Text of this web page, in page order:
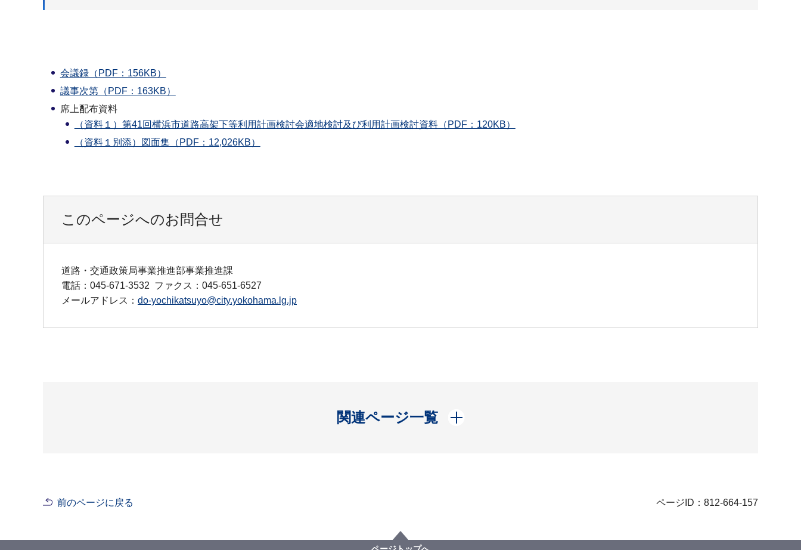
会議録（PDF：156KB）
議事次第（PDF：163KB）
席上配布資料
（資料１）第41回横浜市道路高架下等利用計画検討会適地検討及び利用計画検討資料（PDF：120KB）
（資料１別添）図面集（PDF：12,026KB）
このページへのお問合せ
道路・交通政策局事業推進部事業推進課
電話：045-671-3532 ファクス：045-651-6527
メールアドレス： do-yochikatsuyo@city.yokohama.lg.jp
関連ページ一覧
開く
前のページに戻る ページID：812-664-157